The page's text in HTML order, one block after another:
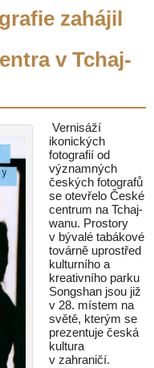
zahájil
v Tchaj-
Vernisáží
ikonických
fotografií od
významných
českých fotografů
se otevřelo České
centrum na Tchaj-
wanu. Prostory
v bývalé tabákové
továrně uprostřed
kulturního a
kreativního parku
Songshan jsou již
v 28. místem na
světě, kterým se
prezentuje česká
kultura
v zahraničí.